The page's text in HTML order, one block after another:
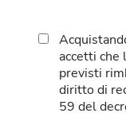
accetti che
previsti
diritto di
59 del